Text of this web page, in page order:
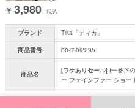
¥ 3,980 税込
ブランド
Tika「ティカ」
商品番号
bb-rr-bl2295
商品名
[ワケありセール] (一番下
ー フェイクファー ショ